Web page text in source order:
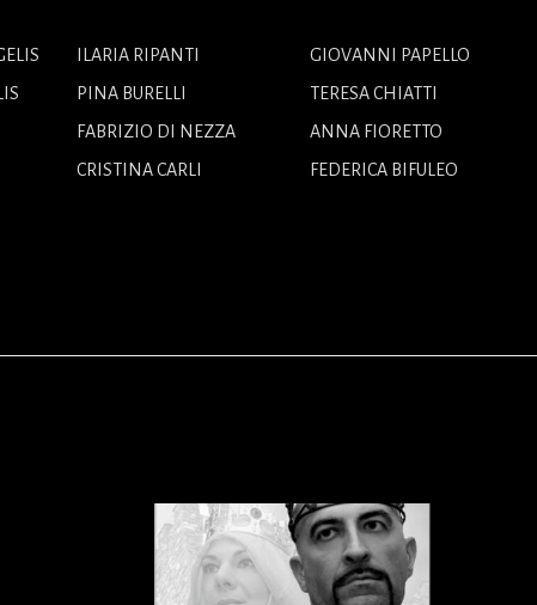
ILARIA RIPANTI
PINA BURELLI
FABRIZIO DI NEZZA
CRISTINA CARLI
GIOVANNI PAPELLO
TERESA CHIATTI
ANNA FIORETTO
FEDERICA BIFULEO